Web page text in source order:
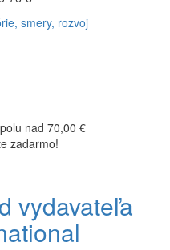
smery, rozvoj
nad 70,00 €
zadarmo!
vydavateľa